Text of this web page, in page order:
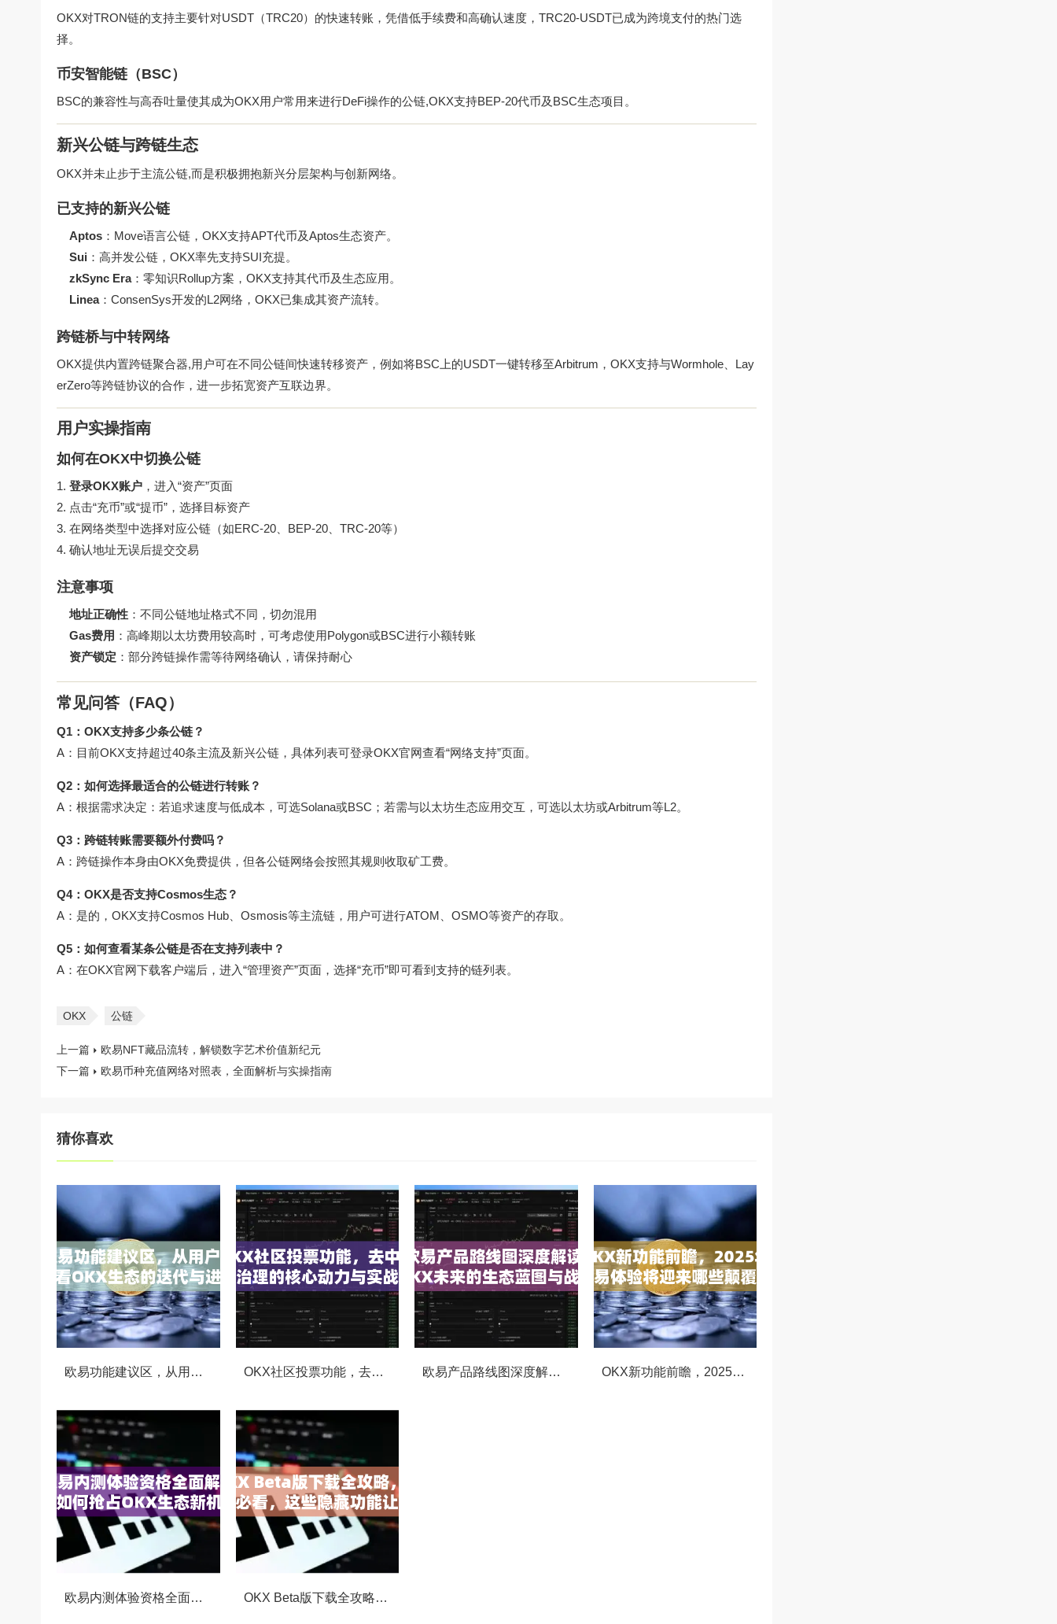
OKX对TRON链的支持主要针对USDT（TRC20）的快速转账，凭借低手续费和高确认速度，TRC20-USDT已成为跨境支付的热门选
择。
币安智能链（BSC）
BSC的兼容性与高吞吐量使其成为OKX用户常用来进行DeFi操作的公链,OKX支持BEP-20代币及BSC生态项目。
新兴公链与跨链生态
OKX并未止步于主流公链,而是积极拥抱新兴分层架构与创新网络。
已支持的新兴公链
Aptos ：Move语言公链，OKX支持APT代币及Aptos生态资产。
Sui ：高并发公链，OKX率先支持SUI充提。
zkSync Era：零知识Rollup方案，OKX支持其代币及生态应用。
Linea：ConsenSys开发的L2网络，OKX已集成其资产流转。
跨链桥与中转网络
OKX提供内置跨链聚合器,用户可在不同公链间快速转移资产，例如将BSC上的USDT一键转移至Arbitrum，OKX支持与Wormhole、Lay
erZero等跨链协议的合作，进一步拓宽资产互联边界。
用户实操指南
如何在OKX中切换公链
登录OKX账户 ，进入“资产”页面
点击“充币”或“提币”，选择目标资产
在网络类型中选择对应公链（如ERC-20、BEP-20、TRC-20等）
确认地址无误后提交交易
注意事项
地址正确性 ：不同公链地址格式不同，切勿混用
Gas费用 ：高峰期以太坊费用较高时，可考虑使用Polygon或BSC进行小额转账
资产锁定 ：部分跨链操作需等待网络确认，请保持耐心
常见问答（FAQ）
Q1：OKX支持多少条公链？
A：目前OKX支持超过40条主流及新兴公链，具体列表可登录OKX官网查看“网络支持”页面。
Q2：如何选择最适合的公链进行转账？
A：根据需求决定：若追求速度与低成本，可选Solana或BSC；若需与以太坊生态应用交互，可选以太坊或Arbitrum等L2。
Q3：跨链转账需要额外付费吗？
A：跨链操作本身由OKX免费提供，但各公链网络会按照其规则收取矿工费。
Q4：OKX是否支持Cosmos生态？
A：是的，OKX支持Cosmos Hub、Osmosis等主流链，用户可进行ATOM、OSMO等资产的存取。
Q5：如何查看某条公链是否在支持列表中？
A：在OKX官网下载客户端后，进入“管理资产”页面，选择“充币”即可看到支持的链列表。
OKX 公链
上一篇
欧易NFT藏品流转，解锁数字艺术价值新纪元
下一篇
欧易币种充值网络对照表，全面解析与实操指南
猜你喜欢
欧易功能建议区，从用户视角看OKX生态的迭代与进化 OKX社区投票功能，去中心化治理的核心动力与实战指南 欧易产品路线图深度解读，OKX未来的生态蓝图与战略布局 OKX新功能前瞻，2025年交易体验将迎来哪些颠覆性升级？
欧易内测体验资格全面解析，如何抢占OKX生态新机遇 OKX Beta版下载全攻略，新手必看，这些隐藏功能让你交易效率翻倍